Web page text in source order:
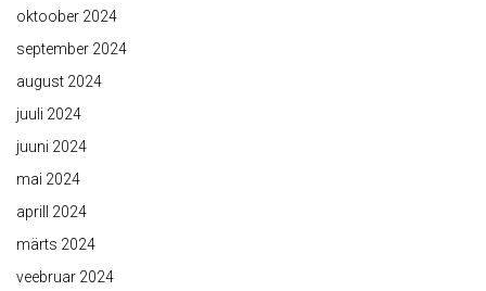
oktoober 2024
september 2024
august 2024
juuli 2024
juuni 2024
mai 2024
aprill 2024
märts 2024
veebruar 2024